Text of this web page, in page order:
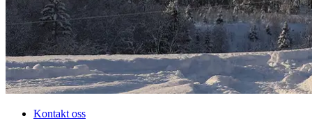
Kontakt oss